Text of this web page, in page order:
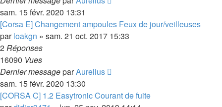
sam. 15 févr. 2020 13:31
[Corsa E] Changement ampoules Feux de jour/veilleuses
parloakgn » sam. 21 oct. 2017 15:33
2Réponses
16090 Vues
Dernier messageparAurelius
sam. 15 févr. 2020 13:30
[CORSA C] 1.2 Easytronic Courant de fuite